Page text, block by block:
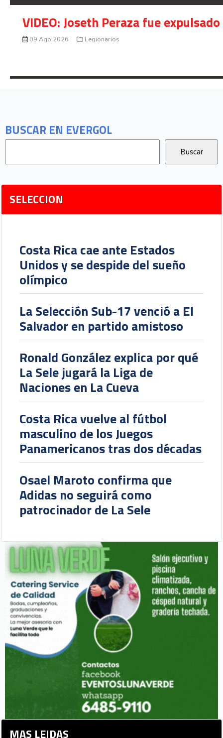
BUSCAR EN EVERGOL
SELECCION
Costa Rica cae ante Estados
Unidos y se despide del sueño
olímpico
La Selección Sub-17 venció a El
Salvador en partido amistoso
Ronald González explica por qué
La Sele jugará la Liga de
Naciones en La Cueva
Costa Rica vuelve al fútbol
masculino de los Juegos
Panamericanos tras dos décadas
Osael Maroto confirma que
Adidas no seguirá como
patrocinador de La Sele
MAS LEIDAS
VIDEO: Joseth Peraza fue
09 Ago 2026 Legionarios